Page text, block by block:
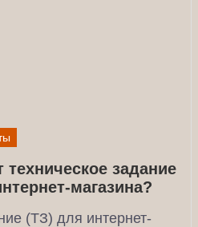
техническое задание
магазина?
(ТЗ) для интернет-